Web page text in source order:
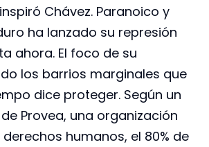
Chávez. Paranoico y
ha lanzado su represión
ahora. El foco de su
los barrios marginales que
dice proteger. Según un
Provea, una organización
humanos, el 80% de